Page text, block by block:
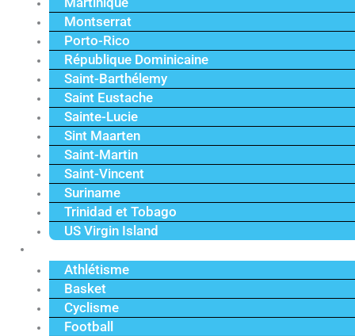
Montserrat
Porto-Rico
République Dominicaine
Saint-Barthélemy
Saint Eustache
Sainte-Lucie
Sint Maarten
Saint-Martin
Saint-Vincent
Suriname
Trinidad et Tobago
US Virgin Island
Athlétisme
Basket
Cyclisme
Football